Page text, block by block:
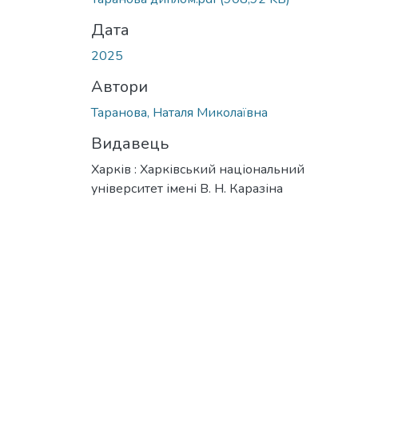
Дата
2025
Автори
Таранова, Наталя Миколаївна
Видавець
Харків : Харківський національний
університет імені В. Н. Каразіна